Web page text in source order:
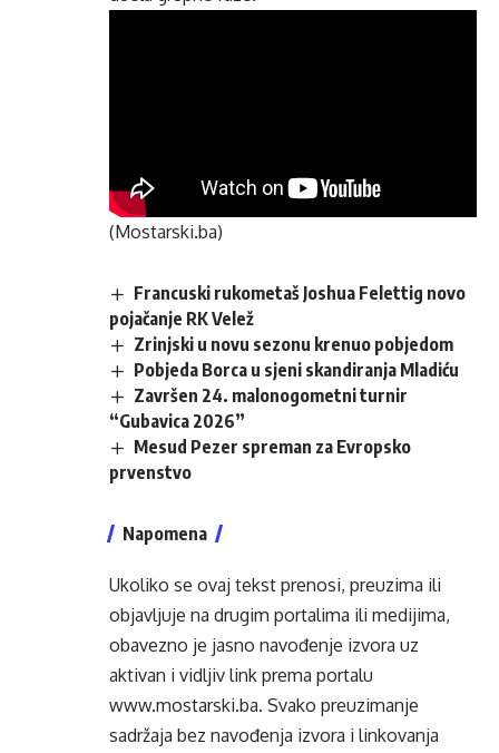
(Mostarski.ba)
Francuski rukometaš Joshua Felettig novo
pojačanje RK Velež
Zrinjski u novu sezonu krenuo pobjedom
Pobjeda Borca u sjeni skandiranja Mladiću
Završen 24. malonogometni turnir
“Gubavica 2026”
Mesud Pezer spreman za Evropsko
prvenstvo
Napomena
Ukoliko se ovaj tekst prenosi, preuzima ili
objavljuje na drugim portalima ili medijima,
obavezno je jasno navođenje izvora uz
aktivan i vidljiv link prema portalu
www.mostarski.ba. Svako preuzimanje
sadržaja bez navođenja izvora i linkovanja